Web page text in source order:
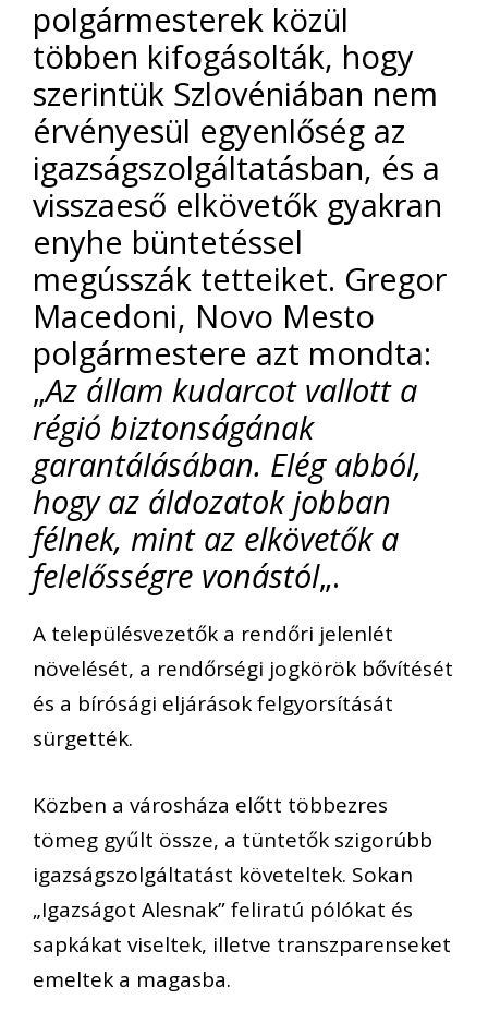
polgármesterek közül
többen kifogásolták, hogy
szerintük Szlovéniában nem
érvényesül egyenlőség az
igazságszolgáltatásban, és a
visszaeső elkövetők gyakran
enyhe büntetéssel
megússzák tetteiket. Gregor
Macedoni, Novo Mesto
polgármestere azt mondta:
„Az állam kudarcot vallott a
régió biztonságának
garantálásában. Elég abból,
hogy az áldozatok jobban
félnek, mint az elkövetők a
felelősségre vonástól„.
A településvezetők a rendőri jelenlét
növelését, a rendőrségi jogkörök bővítését
és a bírósági eljárások felgyorsítását
sürgették.
Közben a városháza előtt többezres
tömeg gyűlt össze, a tüntetők szigorúbb
igazságszolgáltatást követeltek. Sokan
„Igazságot Alesnak” feliratú pólókat és
sapkákat viseltek, illetve transzparenseket
emeltek a magasba.